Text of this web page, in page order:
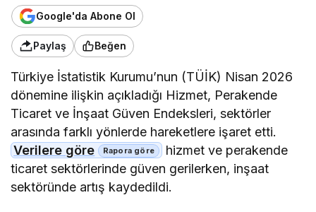
Google'da Abone Ol
Paylaş Beğen
Türkiye İstatistik Kurumu’nun (TÜİK) Nisan 2026
dönemine ilişkin açıkladığı Hizmet, Perakende
Ticaret ve İnşaat Güven Endeksleri, sektörler
arasında farklı yönlerde hareketlere işaret etti.
Verilere göre
hizmet ve perakende
ticaret sektörlerinde güven gerilerken, inşaat
sektöründe artış kaydedildi.